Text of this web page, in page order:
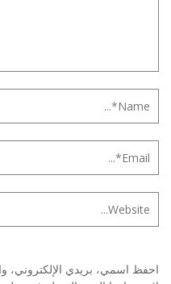
احفظ اسمي، بريدي الإلكتروني،